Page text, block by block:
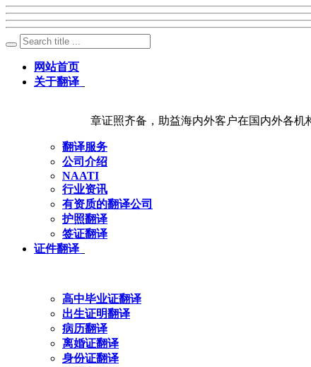
网站首页
关于翻译
章证照齐备，助益海内外客户在国内外各机
翻译服务
公司介绍
NAATI
行业资讯
有资质的翻译公司
护照翻译
签证翻译
证件翻译
高中毕业证翻译
出生证明翻译
病历翻译
离婚证翻译
身份证翻译